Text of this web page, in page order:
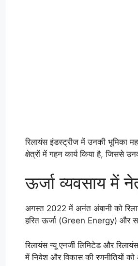
रिलायंस इंडस्ट्रीज में उनकी भूमिका
क्षेत्रों में गहन कार्य किया है, जिससे
ऊर्जा व्यवसाय में
अगस्त 2022 में अनंत अंबानी को
हरित ऊर्जा (Green Energy) और
रिलायंस न्यू एनर्जी लिमिटेड और
में निवेश और विकास की रणनीतियों को